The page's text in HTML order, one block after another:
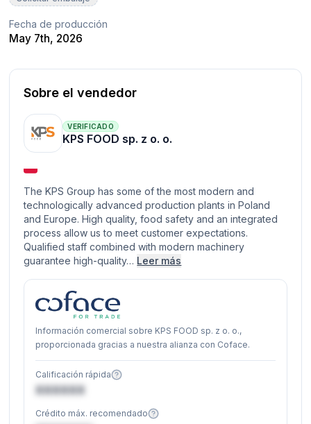
Fecha de producción
May 7th, 2026
Sobre el vendedor
VERIFICADO
KPS FOOD sp. z o. o.
The KPS Group has some of the most modern and
technologically advanced production plants in Poland
and Europe. High quality, food safety and an integrated
process allow us to meet customer expectations.
Qualified staff combined with modern machinery
guarantee high-quality… Leer más
Información comercial sobre KPS FOOD sp. z o. o.,
proporcionada gracias a nuestra alianza con Coface.
Calificación rápida
XXXXXX
Crédito máx. recomendado